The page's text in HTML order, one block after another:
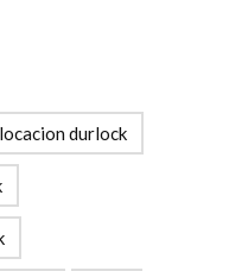
durlock